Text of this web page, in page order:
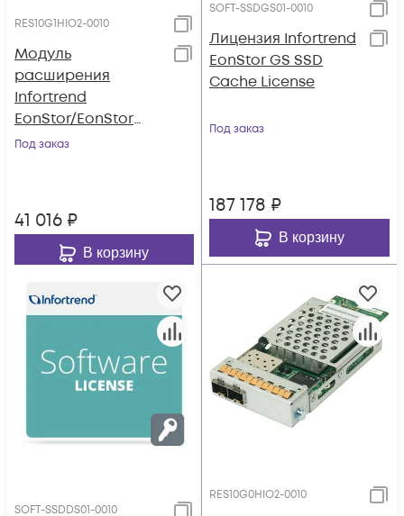
RES10G1HIO2-0010
Модуль
расширения
Infortrend
EonStor/EonStor
GS/host board with
Под заказ
41 016 ₽
В корзину
SOFT-SSDGS01-0010
Лицензия Infortrend
EonStor GS SSD
Cache License
Под заказ
187 178 ₽
В корзину
SOFT-SSDDS01-0010
RES10G0HIO2-0010